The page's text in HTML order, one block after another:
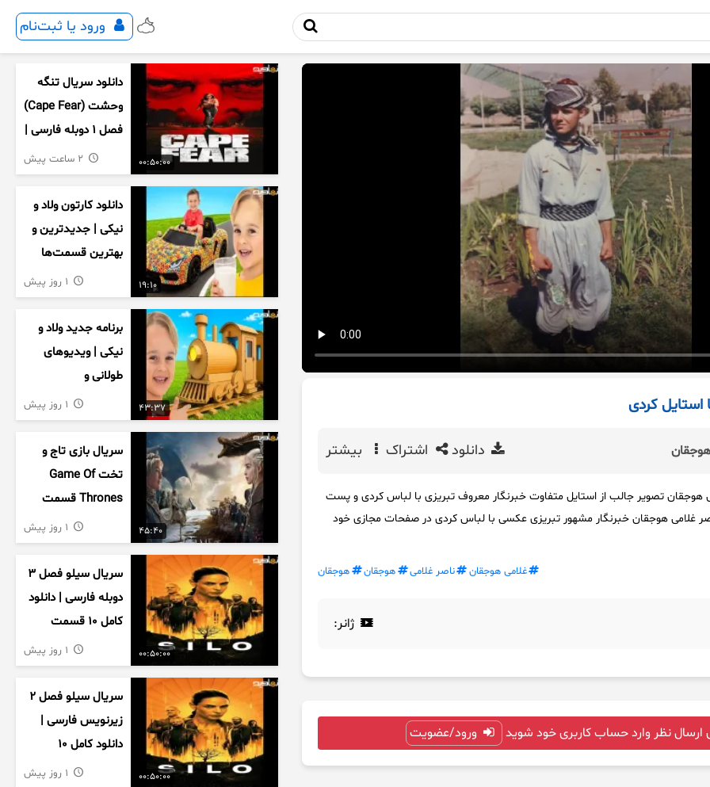
ورود یا ثبت‌نام
استایل کردی
دانلود اشتراک بیشتر
هوجقان تصویر جالب از استایل متفاوت خبرنگار معروف تبریزی با لباس کردی و پست
غلامی هوجقان خبرنگار مشهور تبریزی عکسی با لباس کردی در صفحات مجازی خود
غلامی هوجقان ناصر غلامی هوجقان هوجقان
ژانر:
ارسال نظر وارد حساب کاربری خود شوید ورود/عضویت
00:50:00
دانلود سریال تنگه
وحشت (Cape Fear)
فصل ۱ دوبله فارسی |
کامل ۱۰ قسمت
19:10
دانلود کارتون ولاد و
نیکی | جدیدترین و
بهترین قسمت‌ها
43:37
برنامه جدید ولاد و
نیکی | ویدیوهای
طولانی و
سرگرم‌کننده کودکان
45:40
سریال بازی تاج و
تخت Game Of
Thrones قسمت
دوم فصل اول
زیرنویس فارسی
00:50:00
سریال سیلو فصل ۳
دوبله فارسی | دانلود
کامل ۱۰ قسمت
00:50:00
سریال سیلو فصل ۲
زیرنویس فارسی |
دانلود کامل ۱۰